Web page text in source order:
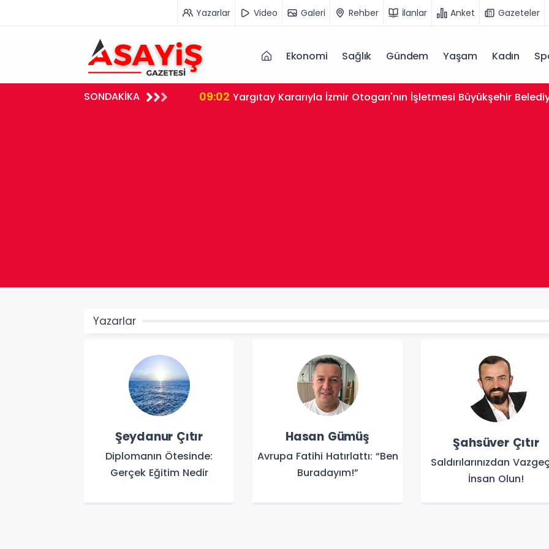
Yazarlar Video Galeri Rehber İlanlar Anket Gazeteler
Ekonomi Sağlık Gündem Yaşam Kadın
SONDAKİKA
Yöntemi Doğru Değil" 09:02 Yargıtay Kararıyla İzmir Otogarı'nın İşletmesi Büyükşehir
Yazarlar
Şeydanur Çıtır
Diplomanın Ötesinde:
Gerçek Eğitim Nedir
Hasan Gümüş
Avrupa Fatihi Hatırlattı: “Ben
Buradayım!”
Şahsüver Çıtır
Saldırılarınızdan
İnsan Olun!